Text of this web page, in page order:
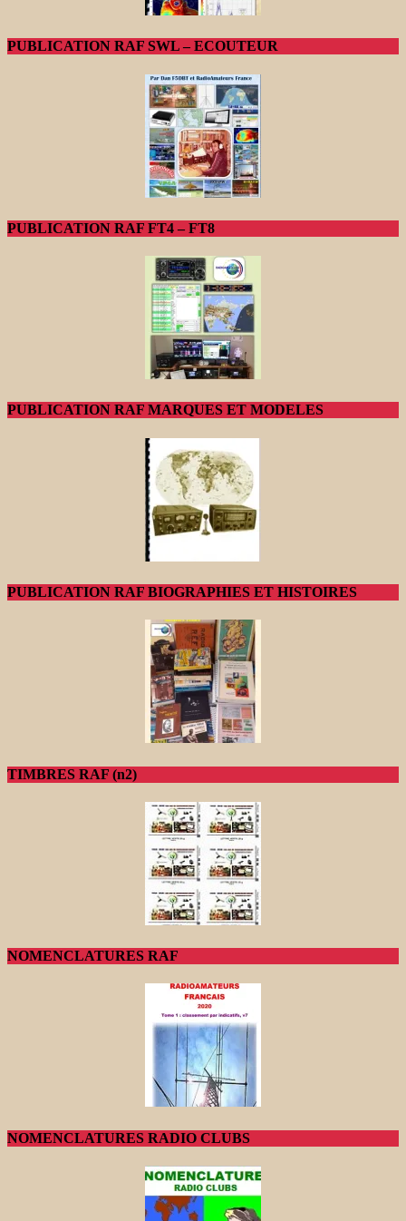
PUBLICATION RAF SWL – ECOUTEUR
PUBLICATION RAF FT4 – FT8
PUBLICATION RAF MARQUES ET MODELES
PUBLICATION RAF BIOGRAPHIES ET HISTOIRES
TIMBRES RAF (n2)
NOMENCLATURES RAF
NOMENCLATURES RADIO CLUBS